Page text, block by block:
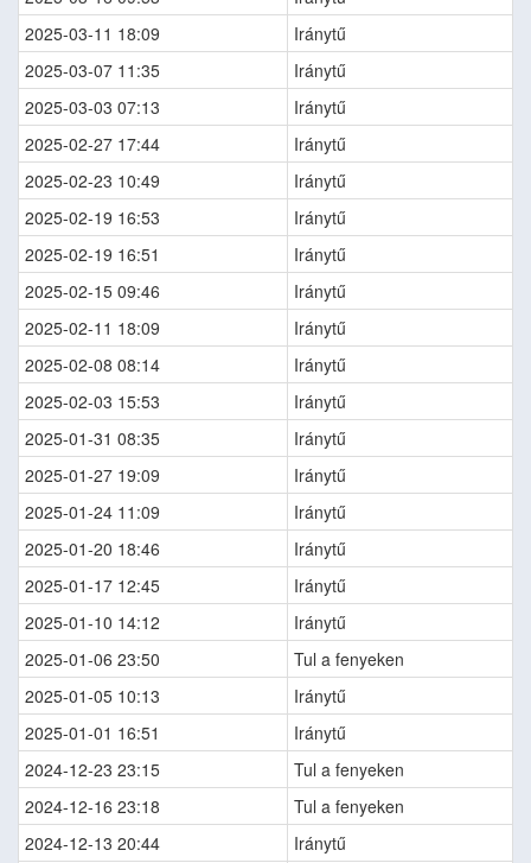
2025-03-11 18:09
Iránytű
2025-03-07 11:35
Iránytű
2025-03-03 07:13
Iránytű
2025-02-27 17:44
Iránytű
2025-02-23 10:49
Iránytű
2025-02-19 16:53
Iránytű
2025-02-19 16:51
Iránytű
2025-02-15 09:46
Iránytű
2025-02-11 18:09
Iránytű
2025-02-08 08:14
Iránytű
2025-02-03 15:53
Iránytű
2025-01-31 08:35
Iránytű
2025-01-27 19:09
Iránytű
2025-01-24 11:09
Iránytű
2025-01-20 18:46
Iránytű
2025-01-17 12:45
Iránytű
2025-01-10 14:12
Iránytű
2025-01-06 23:50
Tul a fenyeken
2025-01-05 10:13
Iránytű
2025-01-01 16:51
Iránytű
2024-12-23 23:15
Tul a fenyeken
2024-12-16 23:18
Tul a fenyeken
2024-12-13 20:44
Iránytű